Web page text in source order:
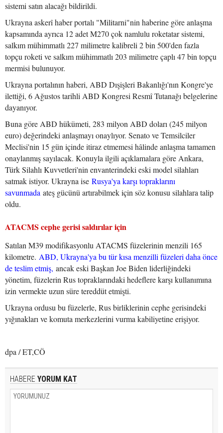
sistemi satın alacağı bildirildi.
Ukrayna askerî haber portalı "Militarni"nin haberine göre anlaşma
kapsamında ayrıca 12 adet M270 çok namlulu roketatar sistemi,
salkım mühimmatlı 227 milimetre kalibreli 2 bin 500'den fazla
topçu roketi ve salkım mühimmatlı 203 milimetre çaplı 47 bin topçu
mermisi bulunuyor.
Ukrayna portalının haberi, ABD Dışişleri Bakanlığı'nın Kongre'ye
ilettiği, 6 Ağustos tarihli ABD Kongresi Resmî Tutanağı belgelerine
dayanıyor.
Buna göre ABD hükümeti, 283 milyon ABD doları (245 milyon
euro) değerindeki anlaşmayı onaylıyor. Senato ve Temsilciler
Meclisi'nin 15 gün içinde itiraz etmemesi hâlinde anlaşma tamamen
onaylanmış sayılacak. Konuyla ilgili açıklamalara göre Ankara,
Türk Silahlı Kuvvetleri'nin envanterindeki eski model silahları
satmak istiyor. Ukrayna ise Rusya'ya karşı topraklarını
savunmada ateş gücünü artırabilmek için söz konusu silahlara talip
oldu.
ATACMS cephe gerisi saldırılar için
Satılan M39 modifikasyonlu ATACMS füzelerinin menzili 165
kilometre. ABD, Ukrayna'ya bu tür kısa menzilli füzeleri daha önce
de teslim etmiş, ancak eski Başkan Joe Biden liderliğindeki
yönetim, füzelerin Rus topraklarındaki hedeflere karşı kullanımına
izin vermekte uzun süre tereddüt etmişti.
Ukrayna ordusu bu füzelerle, Rus birliklerinin cephe gerisindeki
yığınakları ve komuta merkezlerini vurma kabiliyetine erişiyor.
dpa / ET,CÖ
HABERE YORUM KAT